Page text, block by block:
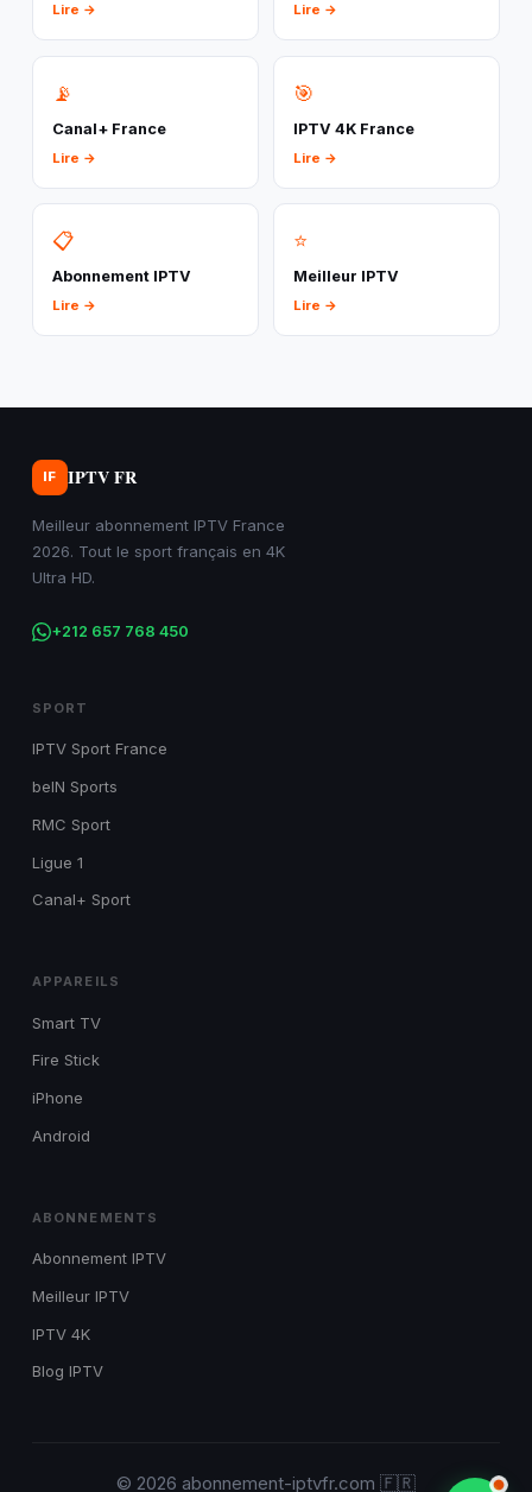
Lire → Lire →
📡
Canal+ France
Lire →
🎯
IPTV 4K France
Lire →
📋
Abonnement IPTV
Lire →
⭐
Meilleur IPTV
Lire →
IF IPTV FR
Meilleur abonnement IPTV France
2026. Tout le sport français en 4K
Ultra HD.
+212 657 768 450
SPORT
IPTV Sport France
beIN Sports
RMC Sport
Ligue 1
Canal+ Sport
APPAREILS
Smart TV
Fire Stick
iPhone
Android
ABONNEMENTS
Abonnement IPTV
Meilleur IPTV
IPTV 4K
Blog IPTV
© 2026 abonnement-iptvfr.com 🇫🇷